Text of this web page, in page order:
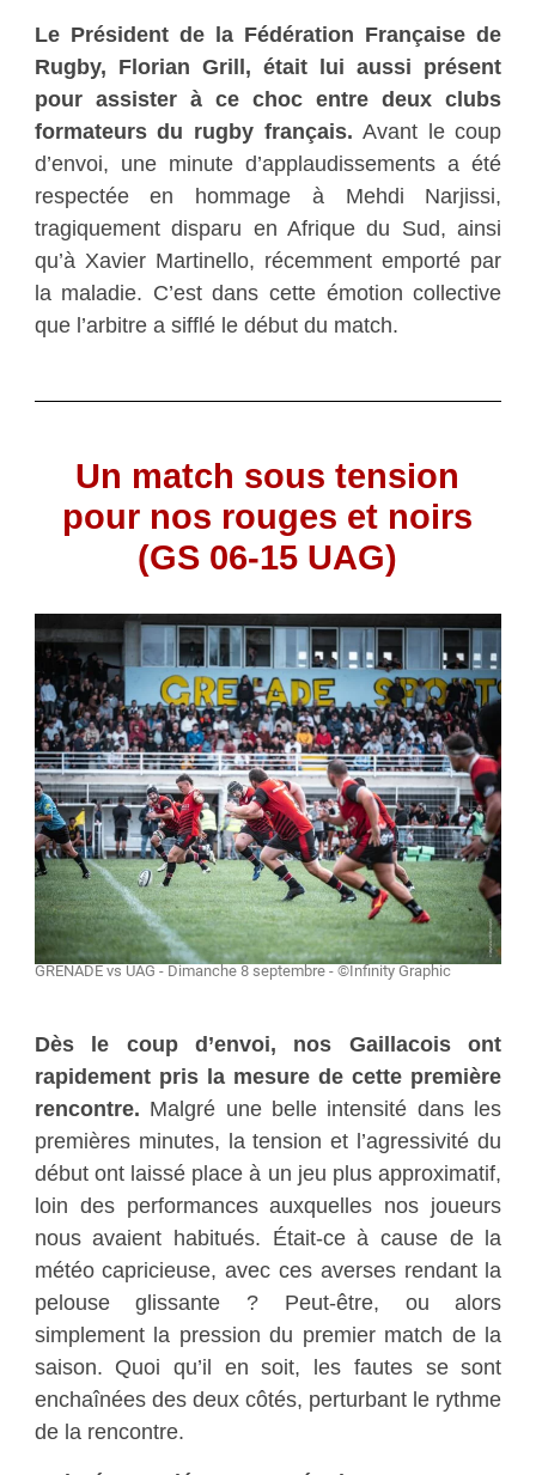
Le Président de la Fédération Française de
Rugby, Florian Grill, était lui aussi présent
pour assister à ce choc entre deux clubs
formateurs du rugby français. Avant le coup
d’envoi, une minute d’applaudissements a été
respectée en hommage à Mehdi Narjissi,
tragiquement disparu en Afrique du Sud, ainsi
qu’à Xavier Martinello, récemment emporté par
la maladie. C’est dans cette émotion collective
que l’arbitre a sifflé le début du match.
Un match sous tension
pour nos rouges et noirs
(GS 06-15 UAG)
GRENADE vs UAG - Dimanche 8 septembre - ©Infinity Graphic
Dès le coup d’envoi, nos Gaillacois ont
rapidement pris la mesure de cette première
rencontre. Malgré une belle intensité dans les
premières minutes, la tension et l’agressivité du
début ont laissé place à un jeu plus approximatif,
loin des performances auxquelles nos joueurs
nous avaient habitués. Était-ce à cause de la
météo capricieuse, avec ces averses rendant la
pelouse glissante ? Peut-être, ou alors
simplement la pression du premier match de la
saison. Quoi qu’il en soit, les fautes se sont
enchaînées des deux côtés, perturbant le rythme
de la rencontre.